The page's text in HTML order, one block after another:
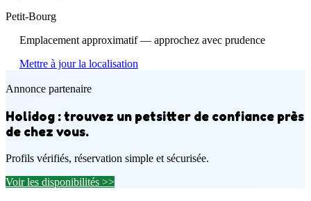
Petit-Bourg
Emplacement approximatif — approchez avec prudence
Mettre à jour la localisation
Annonce partenaire
Holidog : trouvez un petsitter de confiance près
de chez vous.
Profils vérifiés, réservation simple et sécurisée.
Voir les disponibilités >>